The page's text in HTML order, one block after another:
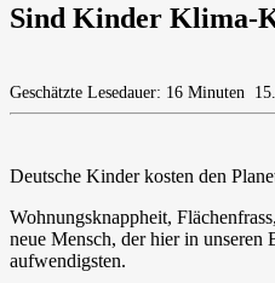
Sind Kinder Klima-
Geschätzte Lesedauer: 16 Minuten
Deutsche Kinder kosten den
Wohnungsknappheit,
neue Mensch, der hier in unseren
aufwendigsten.